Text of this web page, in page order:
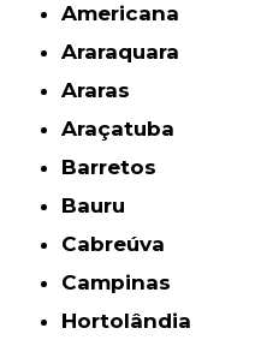
Americana
Araraquara
Araras
Araçatuba
Barretos
Bauru
Cabreúva
Campinas
Hortolândia